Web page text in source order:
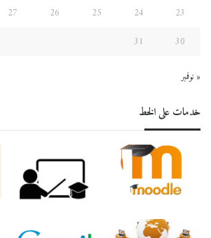
23
24
25
26
27
30
31
« نوفمبر
خدمات على الخط